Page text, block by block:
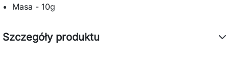
Masa - 10g
Szczegóły produktu